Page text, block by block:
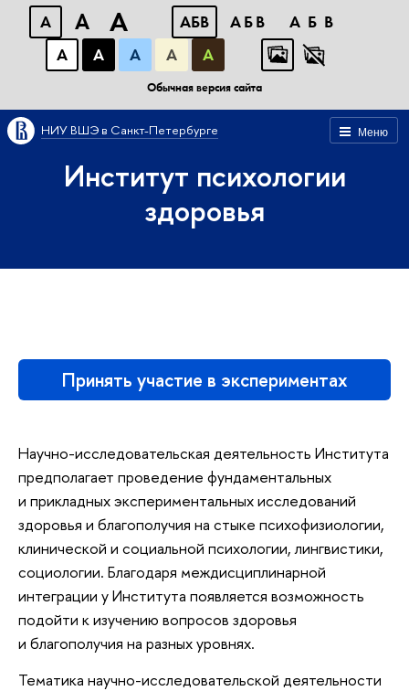
A A A АБВ АБВ
АБВ
А
А А А А
Обычная версия сайта
Меню
НИУ ВШЭ в Санкт-Петербурге
Институт психологии
здоровья
Принять участие в экспериментах
Научно-исследовательская деятельность Института
предполагает проведение фундаментальных
и прикладных экспериментальных исследований
здоровья и благополучия на стыке психофизиологии,
клинической и социальной психологии, лингвистики,
социологии. Благодаря междисциплинарной
интеграции у Института появляется возможность
подойти к изучению вопросов здоровья
и благополучия на разных уровнях.
Тематика научно-исследовательской деятельности